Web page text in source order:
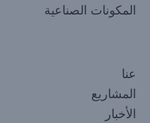
المكونات الصناعية
عنا
المشاريع
الأخبار
Russian